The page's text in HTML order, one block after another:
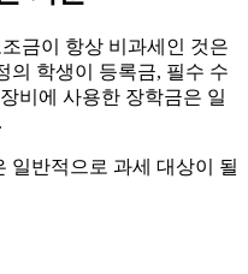
금이 항상 비과세인 것은
의 학생이 등록금, 필수 수
비에 사용한 장학금은 일
일반적으로 과세 대상이 될